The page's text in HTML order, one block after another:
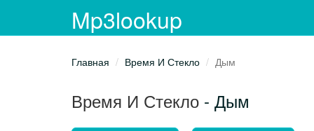
Mp3lookup
Главная Время И Стекло Дым
Время И Стекло - Дым